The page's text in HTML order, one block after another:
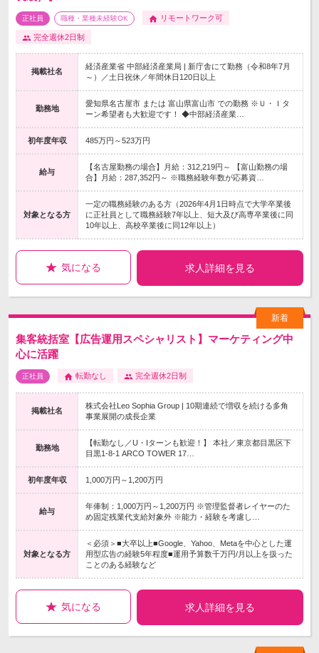
正社員 職種・業種未経験OK リモートワーク可
完全週休2日制
掲載社名
経済産業省 中部経済産業局 | 新庁舎にて勤務（令和8年7月
～）／土日祝休／年間休日120日以上
勤務地
愛知県名古屋市 または 富山県富山市 での勤務 ※Ｕ・Ｉタ
ーン希望者も大歓迎です！ ◆中部経済産業…
初年度年収 485万円～523万円
給与
【名古屋勤務の場合】月給：312,219円～ 【富山勤務の場
合】月給：287,352円～ ※職務経験年数が応募資…
対象となる方
一定の職務経験のある方（2026年4月1日時点で大学卒業後
に正社員として職務経験7年以上、短大及び高専卒業後に同
10年以上、高校卒業後に同12年以上）
気になる 求人詳細を見る
集客統括室【広告運用スペシャリスト】マーケティング中
心に活躍
正社員 転勤なし 完全週休2日制
掲載社名
株式会社Leo Sophia Group | 10期連続で増収を続ける多角
事業展開の成長企業
勤務地
【転勤なし／U・Iターンも歓迎！】 本社／東京都目黒区下
目黒1-8-1 ARCO TOWER 17…
初年度年収 1,000万円～1,200万円
給与
年俸制：1,000万円～1,200万円 ※管理監督者レイヤーのた
め固定残業代支給対象外 ※能力・経験を考慮し…
対象となる方
＜必須＞■大卒以上■Google、Yahoo、Metaを中心とした運
用型広告の経験5年程度■運用予算数千万円/月以上を扱った
ことのある経験など
気になる 求人詳細を見る